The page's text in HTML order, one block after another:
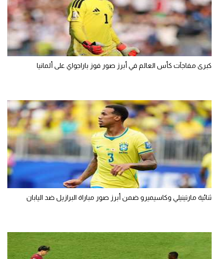
كبرى مفاجآت كأس العالم في أبرز صور فوز باراجواي على ألمانيا
ثنائية مارتينيلي وكاسيميرو ضمن أبرز صور مباراة البرازيل ضد اليابان